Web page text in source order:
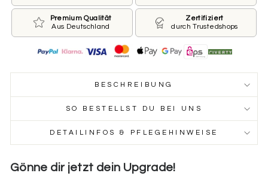
Beschriftung der Vorderseite
Wie ist der Name Deines Hundes und welche
Telefonnummer sollen wir auf die Marke drucken?
Du möchtest keinen Namen oder keine Nummer?
Name des Hundes
Premium Qualität
Aus Deutschland
Zertifiziert
durch Trustedshops
BESCHREIBUNG
SO BESTELLST DU BEI UNS
DETAILINFOS & PFLEGEHINWEISE
Gönne dir jetzt dein Upgrade!